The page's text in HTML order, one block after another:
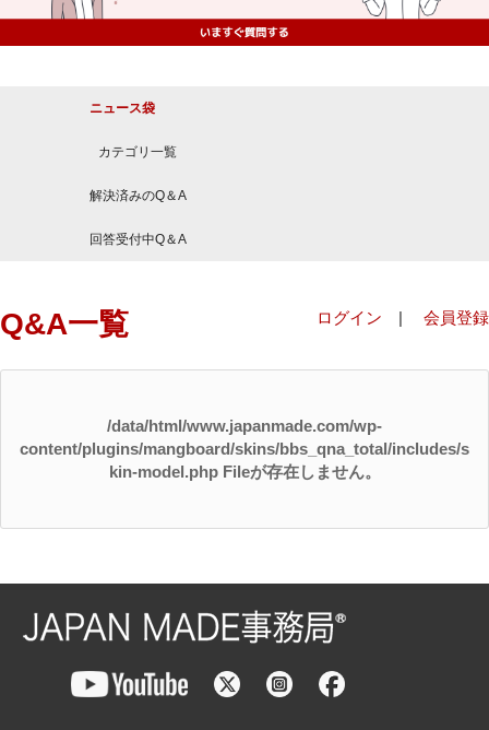
ニュース袋
カテゴリ一覧
解決済みのQ＆A
回答受付中Q＆A
Q&A一覧 ログイン | 会員登録
/data/html/www.japanmade.com/wp-
content/plugins/mangboard/skins/bbs_qna_total/includes/s
kin-model.php Fileが存在しません。